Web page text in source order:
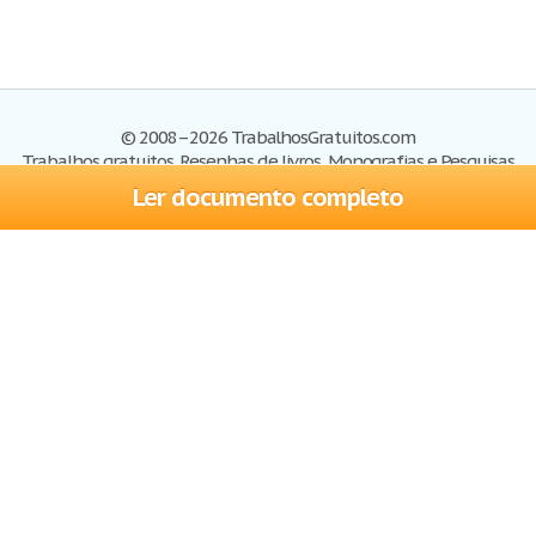
Ler documento completo
© 2008–2026 TrabalhosGratuitos.com
Trabalhos gratuitos, Resenhas de livros, Monografias e Pesquisas